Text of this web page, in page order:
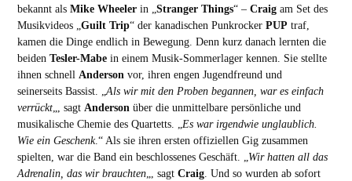
bekannt alsMike Wheelerin „ Stranger Things“ – Craigam Set des
Musikvideos „ Guilt Trip“ der kanadischen Punkrocker PUP traf,
kamen die Dinge endlich in Bewegung. Denn kurz danach lernten die
beiden Tesler-Mabein einem Musik-Sommerlager kennen. Sie stellte
ihnen schnell Anderson vor, ihren engen Jugendfreund und
seinerseits Bassist. „ Als wir mit den Proben begannen, war es einfach
verrückt„, sagt Anderson über die unmittelbare persönliche und
musikalische Chemie des Quartetts. „ Es war irgendwie unglaublich.
Wie ein Geschenk.“ Als sie ihren ersten offiziellen Gig zusammen
spielten, war die Band ein beschlossenes Geschäft. „ Wir hatten all das
Adrenalin, das wir brauchten„, sagt Craig. Und so wurden ab sofort